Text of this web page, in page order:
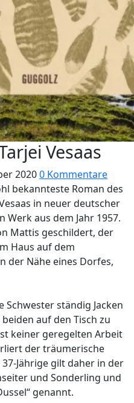
Vesaas
20200 Kommentare
bekannteste Roman des
in neuer deutscher
Werk aus dem Jahr 1957.
Mattis geschildert, der
Haus auf dem
der Nähe eines Dorfes,
ständig Jacken
auf den Tisch zu
keiner geregelten Arbeit
der träumerische
Jährige gilt daher in der
und Sonderling und
genannt.